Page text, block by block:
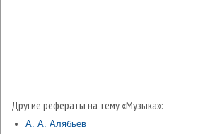
Другие рефераты на тему «Музыка»:
А. А. Алябьев